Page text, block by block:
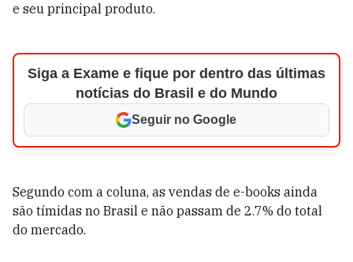
e seu principal produto.
Siga a Exame e fique por dentro das últimas
notícias do Brasil e do Mundo
Seguir no Google
Segundo com a coluna, as vendas de e-books ainda
são tímidas no Brasil e não passam de 2.7% do total
do mercado.